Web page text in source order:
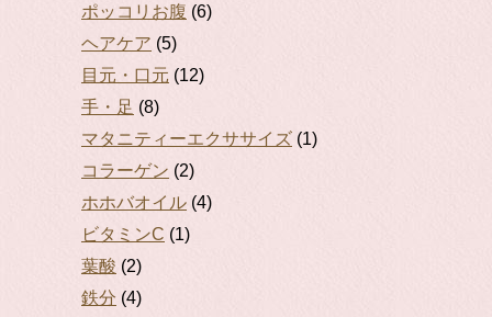
ポッコリお腹 (6)
ヘアケア (5)
目元・口元 (12)
手・足 (8)
マタニティーエクササイズ (1)
コラーゲン (2)
ホホバオイル (4)
ビタミンC (1)
葉酸 (2)
鉄分 (4)